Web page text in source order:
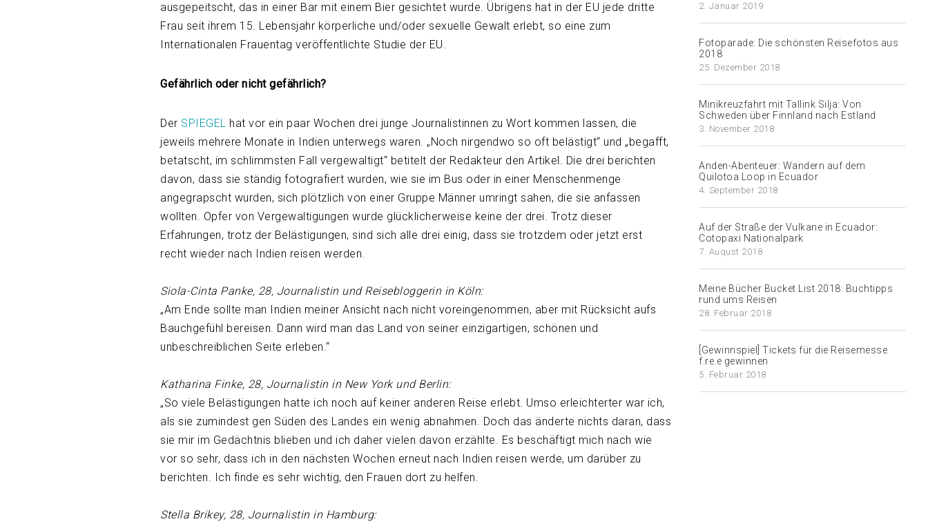
ausgepeitscht, das in einer Bar mit einem Bier gesichtet wurde. Übrigens hat in der EU jede dritte
Frau seit ihrem 15. Lebensjahr körperliche und/oder sexuelle Gewalt erlebt, so eine zum
Internationalen Frauentag veröffentlichte Studie der EU.
Gefährlich oder nicht gefährlich?
Der SPIEGEL hat vor ein paar Wochen drei junge Journalistinnen zu Wort kommen lassen, die
jeweils mehrere Monate in Indien unterwegs waren. „Noch nirgendwo so oft belästigt“ und „begafft,
betatscht, im schlimmsten Fall vergewaltigt“ betitelt der Redakteur den Artikel. Die drei berichten
davon, dass sie ständig fotografiert wurden, wie sie im Bus oder in einer Menschenmenge
angegrapscht wurden, sich plötzlich von einer Gruppe Männer umringt sahen, die sie anfassen
wollten. Opfer von Vergewaltigungen wurde glücklicherweise keine der drei. Trotz dieser
Erfahrungen, trotz der Belästigungen, sind sich alle drei einig, dass sie trotzdem oder jetzt erst
recht wieder nach Indien reisen werden.
Siola-Cinta Panke, 28, Journalistin und Reisebloggerin in Köln:
„Am Ende sollte man Indien meiner Ansicht nach nicht voreingenommen, aber mit Rücksicht aufs
Bauchgefühl bereisen. Dann wird man das Land von seiner einzigartigen, schönen und
unbeschreiblichen Seite erleben.“
Katharina Finke, 28, Journalistin in New York und Berlin:
„So viele Belästigungen hatte ich noch auf keiner anderen Reise erlebt. Umso erleichterter war ich,
als sie zumindest gen Süden des Landes ein wenig abnahmen. Doch das änderte nichts daran, dass
sie mir im Gedächtnis blieben und ich daher vielen davon erzählte. Es beschäftigt mich nach wie
vor so sehr, dass ich in den nächsten Wochen erneut nach Indien reisen werde, um darüber zu
berichten. Ich finde es sehr wichtig, den Frauen dort zu helfen.
Stella Brikey, 28, Journalistin in Hamburg:
2. Januar 2019
Fotoparade: Die schönsten Reisefotos aus
2018
25. Dezember 2018
Minikreuzfahrt mit Tallink Silja: Von
Schweden über Finnland nach Estland
3. November 2018
Anden-Abenteuer: Wandern auf dem
Quilotoa Loop in Ecuador
4. September 2018
Auf der Straße der Vulkane in Ecuador:
Cotopaxi Nationalpark
7. August 2018
Meine Bücher Bucket List 2018: Buchtipps
rund ums Reisen
28. Februar 2018
[Gewinnspiel] Tickets für die Reisemesse
f.re.e gewinnen
5. Februar 2018